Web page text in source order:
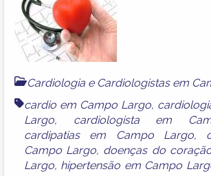
Cardiologia e Cardiologistas em
cardio em Campo Largo,
Largo, cardiologista em
cardipatias em Campo Largo,
Campo Largo, doenças do
Largo, hipertensão em Campo